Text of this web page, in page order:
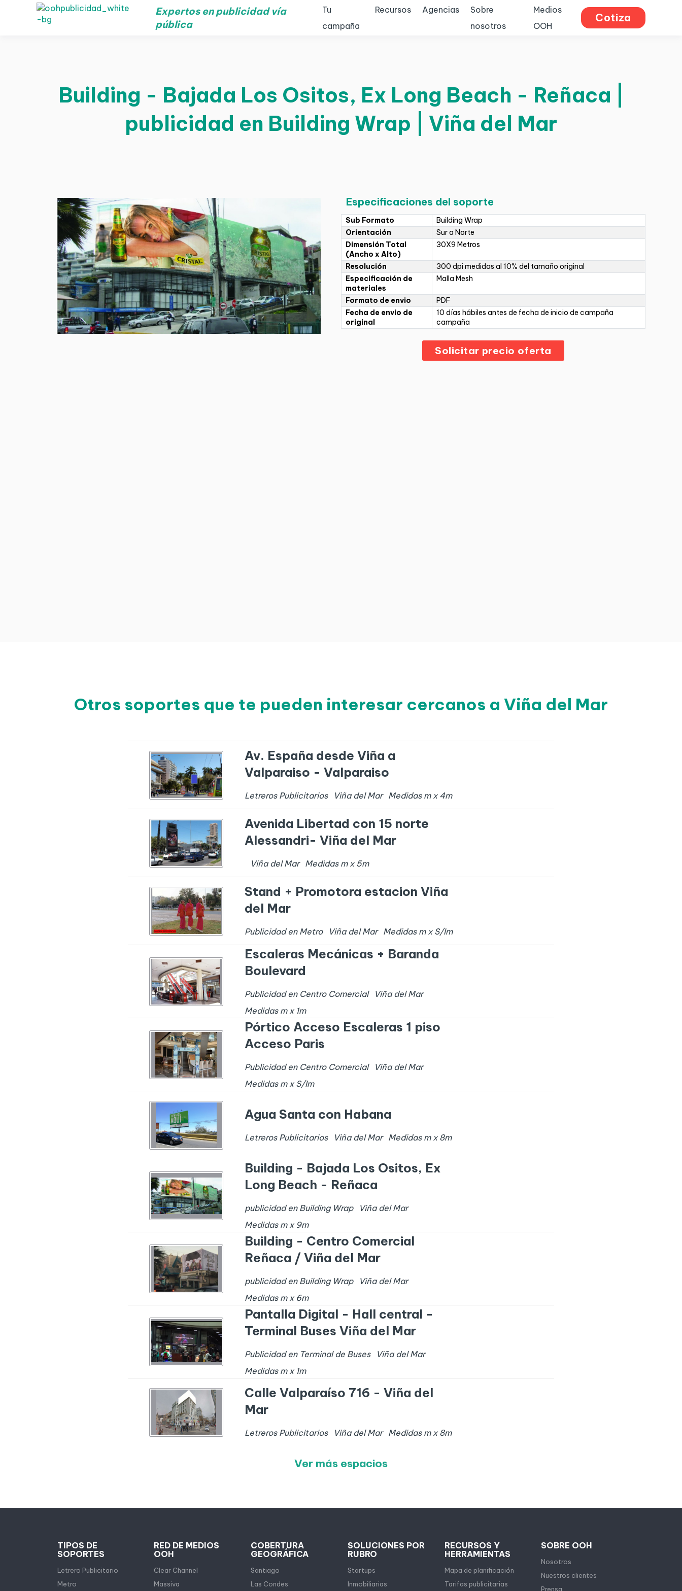
Expertos en publicidad vía
pública
Tu
campaña
Recursos Agencias
Sobre
nosotros
Medios
OOH
Cotiza
Building - Bajada Los Ositos, Ex Long Beach - Reñaca |
publicidad en Building Wrap | Viña del Mar
Especificaciones del soporte
Sub Formato
Building Wrap
Orientación
Sur a Norte
Dimensión Total
(Ancho x Alto)
30X9 Metros
Resolución
300 dpi medidas al 10% del tamaño original
Especificación de
materiales
Malla Mesh
Formato de envio
PDF
Fecha de envio de
original
10 días hábiles antes de fecha de inicio de campaña
campaña
Solicitar precio oferta
Otros soportes que te pueden interesar cercanos a Viña del Mar
Av. España desde Viña a
Valparaiso - Valparaiso
Letreros Publicitarios Viña del Mar Medidas m x 4m
Avenida Libertad con 15 norte
Alessandri- Viña del Mar
Viña del Mar Medidas m x 5m
Stand + Promotora estacion Viña
del Mar
Publicidad en Metro Viña del Mar Medidas m x S/Im
Escaleras Mecánicas + Baranda
Boulevard
Publicidad en Centro Comercial
Viña del Mar
Medidas m x 1m
Pórtico Acceso Escaleras 1 piso
Acceso Paris
Publicidad en Centro Comercial
Viña del Mar
Medidas m x S/Im
Agua Santa con Habana
Letreros Publicitarios Viña del Mar Medidas m x 8m
Building - Bajada Los Ositos, Ex
Long Beach - Reñaca
publicidad en Building Wrap
Viña del Mar
Medidas m x 9m
Building - Centro Comercial
Reñaca / Viña del Mar
publicidad en Building Wrap
Viña del Mar
Medidas m x 6m
Pantalla Digital - Hall central -
Terminal Buses Viña del Mar
Publicidad en Terminal de Buses
Viña del Mar
Medidas m x 1m
Calle Valparaíso 716 - Viña del
Mar
Letreros Publicitarios Viña del Mar Medidas m x 8m
Ver más espacios
TIPOS DE
SOPORTES
Letrero Publicitario
Metro
RED DE MEDIOS
OOH
Clear Channel
Massiva
COBERTURA
GEOGRÁFICA
Santiago
Las Condes
SOLUCIONES POR
RUBRO
Startups
Inmobiliarias
RECURSOS Y
HERRAMIENTAS
Mapa de planificación
Tarifas publicitarias
SOBRE OOH
Nosotros
Nuestros clientes
Prensa